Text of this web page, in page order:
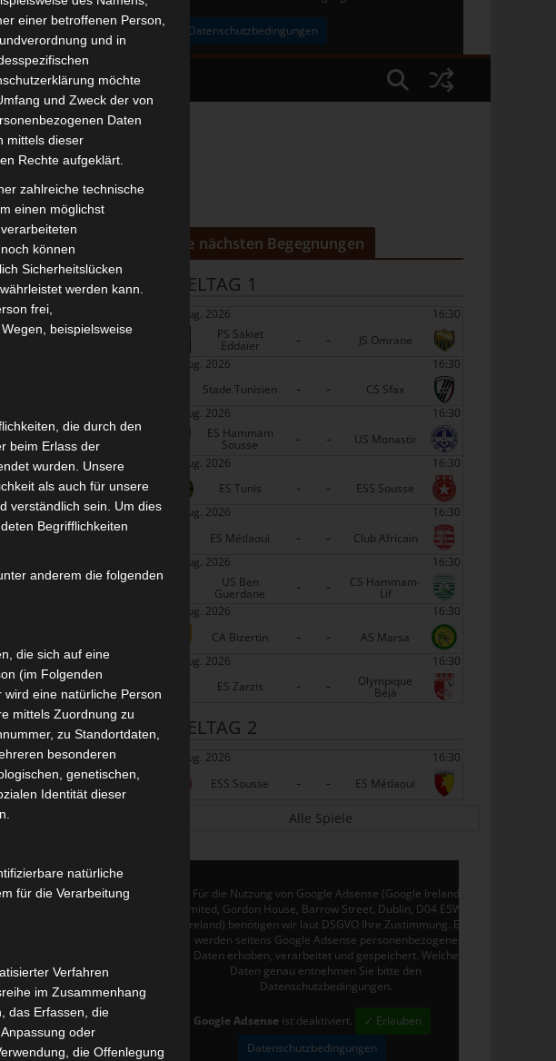
✓ Erlauben Datenschutzbedingungen
0 0
Majhed
Die nächsten Begegnungen
SPIELTAG 1
22 Aug. 2026
16:30
PS Sakiet
Eddaïer - -
JS Omrane
22 Aug. 2026
16:30
Stade Tunisien
- -
CS Sfax
22 Aug. 2026
16:30
ES Hammam
Sousse - -
US Monastir
22 Aug. 2026
16:30
ES Tunis
- -
ESS Sousse
22 Aug. 2026
16:30
ES Métlaoui
- -
Club Africain
22 Aug. 2026
16:30
US Ben
Guerdane - - CS Hammam-
Lif
22 Aug. 2026
16:30
CA Bizertin
- -
AS Marsa
22 Aug. 2026
16:30
ES Zarzis
- - Olympique
Béjà
SPIELTAG 2
29 Aug. 2026
16:30
ESS Sousse
- - ES Métlaoui
Alle Spiele
Für die Nutzung von Google Adsense (Google Ireland
Limited, Gordon House, Barrow Street, Dublin, D04 E5W5,
Ireland) benötigen wir laut DSGVO Ihre Zustimmung. Es
werden seitens Google Adsense personenbezogene
Daten erhoben, verarbeitet und gespeichert. Welche
Daten genau entnehmen Sie bitte den
Datenschutzbedingungen.
Google Adsense ist deaktiviert.
✓ Erlauben
Datenschutzbedingungen
einer betroffenen Person,
und in
möchte
und Zweck der von
Daten
mittels dieser
Rechte aufgeklärt.
zahlreiche technische
einen möglichst
können
Sicherheitslücken
werden kann.
frei,
beispielsweise
die durch den
beim Erlass der
wurden. Unsere
als auch für unsere
verständlich sein. Um dies
Begrifflichkeiten
anderem die folgenden
die sich auf eine
(im Folgenden
eine natürliche Person
mittels Zuordnung zu
zu Standortdaten,
besonderen
genetischen,
Identität dieser
natürliche
für die Verarbeitung
Verfahren
im Zusammenhang
das Erfassen, die
oder
die Offenlegung